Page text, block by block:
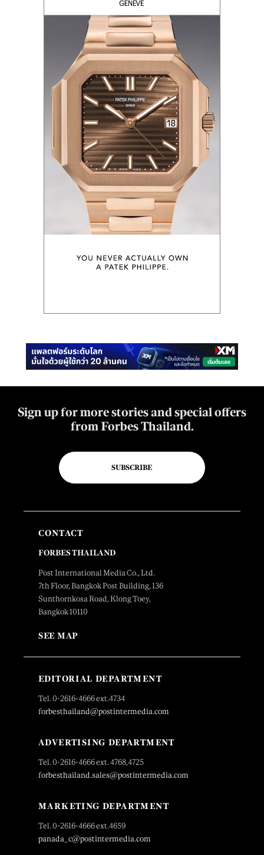
Sign up for more stories and special offers
from Forbes Thailand.
SUBSCRIBE
CONTACT
FORBES THAILAND
Post International Media Co., Ltd.
7th Floor, Bangkok Post Building, 136
Sunthornkosa Road, Klong Toey,
Bangkok 10110
SEE MAP
EDITORIAL DEPARTMENT
Tel. 0-2616-4666 ext.4734
forbesthailand@postintermedia.com
ADVERTISING DEPARTMENT
Tel. 0-2616-4666 ext. 4768,4725
forbesthailand.sales@postintermedia.com
MARKETING DEPARTMENT
Tel. 0-2616-4666 ext.4659
panada_c@postintermedia.com